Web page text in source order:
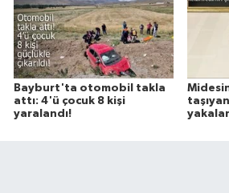
Bayburt'ta otomobil takla
attı: 4'ü çocuk 8 kişi
yaralandı!